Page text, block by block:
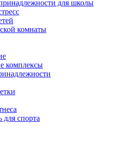
для школы
комнаты
комплексы
спорта